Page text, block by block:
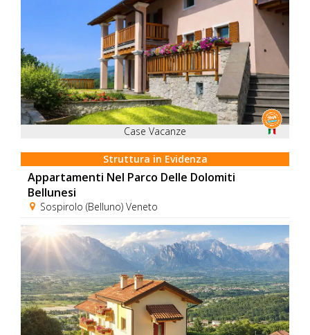
Case Vacanze
Struttura in Evidenza
Appartamenti Nel Parco Delle Dolomiti
Bellunesi
Sospirolo (Belluno) Veneto